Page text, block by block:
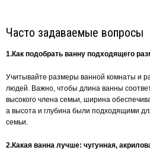
Часто задаваемые вопросы
1.Как подобрать ванну подходящего
Учитывайте размеры ванной комнаты и
людей. Важно, чтобы длина ванны
высокого члена семьи, ширина
а высота и глубина были подходящими
семьи.
2.Какая ванна лучше: чугунная,